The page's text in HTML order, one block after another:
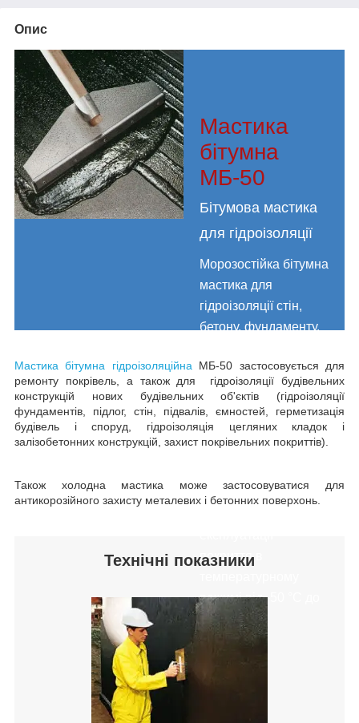
Опис
Мастика
бітумна
МБ-50
Бітумова мастика
для гідроізоляції
Морозостійка бітумна
мастика для
гідроізоляції стін,
бетону, фундаменту,
покрівель. Готова до
застосування, не
вимагає
попереднього
підігрівання.
затвердіння.
покриття в
режимі від -50
+80
°C .
Мастика бітумна гідроізоляційна МБ-50 застосовується для
ремонту покрівель, а також для гідроізоляції будівельних
конструкцій нових будівельних об'єктів (гідроізоляції
фундаментів, підлог, стін, підвалів, ємностей, герметизація
будівель і споруд, гідроізоляція цегляних кладок і
залізобетонних конструкцій, захист покрівельних покриттів).
Також холодна мастика може застосовуватися для
антикорозійного захисту металевих і бетонних поверхонь.
Технічні показники